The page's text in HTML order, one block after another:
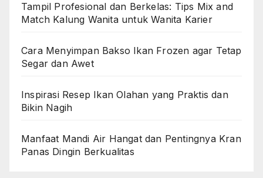
Tampil Profesional dan Berkelas: Tips Mix and
Match Kalung Wanita untuk Wanita Karier
Cara Menyimpan Bakso Ikan Frozen agar Tetap
Segar dan Awet
Inspirasi Resep Ikan Olahan yang Praktis dan
Bikin Nagih
Manfaat Mandi Air Hangat dan Pentingnya Kran
Panas Dingin Berkualitas